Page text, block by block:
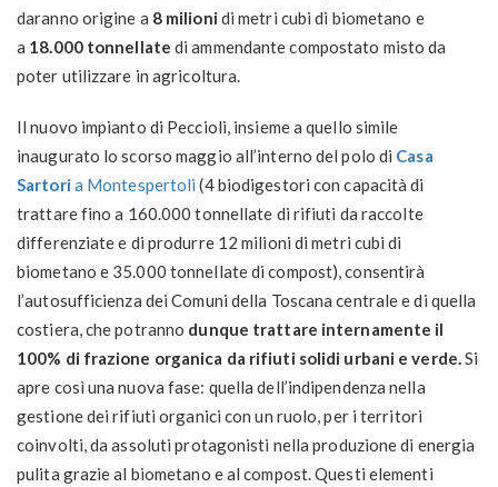
daranno origine a 8 milioni di metri cubi di biometano e
a 18.000 tonnellate di ammendante compostato misto da
poter utilizzare in agricoltura.
Il nuovo impianto di Peccioli, insieme a quello simile
inaugurato lo scorso maggio all’interno del polo di Casa
Sartori a Montespertoli(4 biodigestori con capacità di
trattare fino a 160.000 tonnellate di rifiuti da raccolte
differenziate e di produrre 12 milioni di metri cubi di
biometano e 35.000 tonnellate di compost), consentirà
l’autosufficienza dei Comuni della Toscana centrale e di quella
costiera, che potranno dunque trattare internamente il
100% di frazione organica da rifiuti solidi urbani e verde. Si
apre così una nuova fase: quella dell’indipendenza nella
gestione dei rifiuti organici con un ruolo, per i territori
coinvolti, da assoluti protagonisti nella produzione di energia
pulita grazie al biometano e al compost. Questi elementi